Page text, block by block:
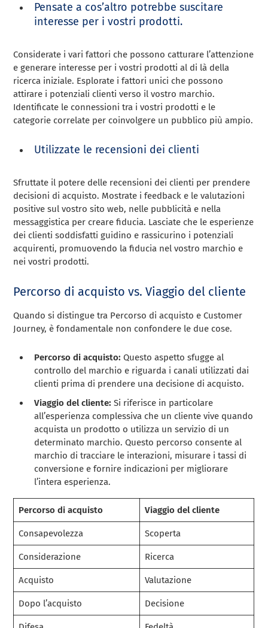
Pensate a cos’altro potrebbe suscitare
interesse per i vostri prodotti.
Considerate i vari fattori che possono catturare l’attenzione
e generare interesse per i vostri prodotti al di là della
ricerca iniziale. Esplorate i fattori unici che possono
attirare i potenziali clienti verso il vostro marchio.
Identificate le connessioni tra i vostri prodotti e le
categorie correlate per coinvolgere un pubblico più ampio.
Utilizzate le recensioni dei clienti
Sfruttate il potere delle recensioni dei clienti per prendere
decisioni di acquisto. Mostrate i feedback e le valutazioni
positive sul vostro sito web, nelle pubblicità e nella
messaggistica per creare fiducia. Lasciate che le esperienze
dei clienti soddisfatti guidino e rassicurino i potenziali
acquirenti, promuovendo la fiducia nel vostro marchio e
nei vostri prodotti.
Percorso di acquisto vs. Viaggio del cliente
Quando si distingue tra Percorso di acquisto e Customer
Journey, è fondamentale non confondere le due cose.
Percorso di acquisto:Questo aspetto sfugge al
controllo del marchio e riguarda i canali utilizzati dai
clienti prima di prendere una decisione di acquisto.
Viaggio del cliente:Si riferisce in particolare
all’esperienza complessiva che un cliente vive quando
acquista un prodotto o utilizza un servizio di un
determinato marchio. Questo percorso consente al
marchio di tracciare le interazioni, misurare i tassi di
conversione e fornire indicazioni per migliorare
l’intera esperienza.
Percorso di acquisto Viaggio del cliente
Consapevolezza Scoperta
Considerazione Ricerca
Acquisto Valutazione
Dopo l’acquisto Decisione